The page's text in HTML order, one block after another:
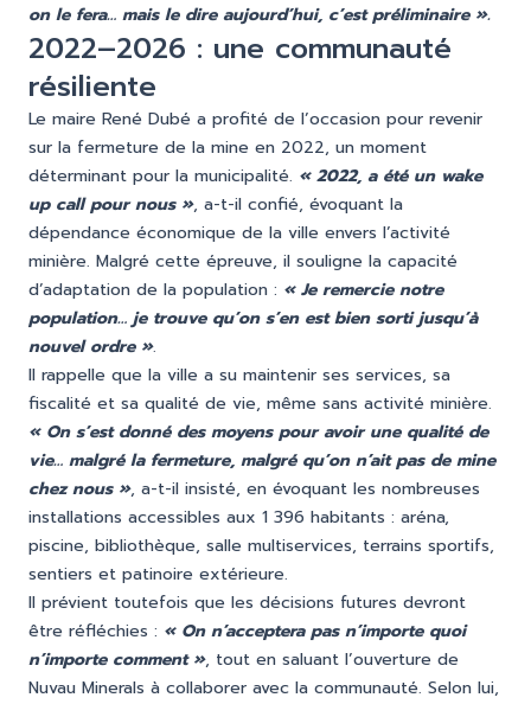
on le fera… mais le dire aujourd’hui, c’est préliminaire ».
2022–2026 : une communauté
résiliente
Le maire René Dubé a profité de l’occasion pour revenir
sur la fermeture de la mine en 2022, un moment
déterminant pour la municipalité. « 2022, a été un wake
up call pour nous », a-t-il confié, évoquant la
dépendance économique de la ville envers l’activité
minière. Malgré cette épreuve, il souligne la capacité
d’adaptation de la population : « Je remercie notre
population… je trouve qu’on s’en est bien sorti jusqu’à
nouvel ordre ».
Il rappelle que la ville a su maintenir ses services, sa
fiscalité et sa qualité de vie, même sans activité minière.
« On s’est donné des moyens pour avoir une qualité de
vie… malgré la fermeture, malgré qu’on n’ait pas de mine
chez nous », a-t-il insisté, en évoquant les nombreuses
installations accessibles aux 1 396 habitants : aréna,
piscine, bibliothèque, salle multiservices, terrains sportifs,
sentiers et patinoire extérieure.
Il prévient toutefois que les décisions futures devront
être réfléchies : « On n’acceptera pas n’importe quoi
n’importe comment », tout en saluant l’ouverture de
Nuvau Minerals à collaborer avec la communauté. Selon lui,